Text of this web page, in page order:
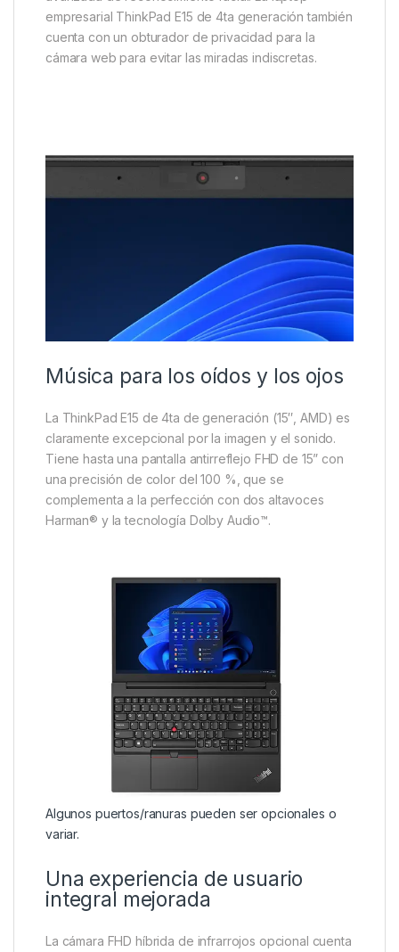
empresarial ThinkPad E15 de 4ta generación también
cuenta con un obturador de privacidad para la
cámara web para evitar las miradas indiscretas.
Música para los oídos y los ojos
La ThinkPad E15 de 4ta de generación (15″, AMD) es
claramente excepcional por la imagen y el sonido.
Tiene hasta una pantalla antirreflejo FHD de 15” con
una precisión de color del 100 %, que se
complementa a la perfección con dos altavoces
Harman® y la tecnología Dolby Audio™.
Algunos puertos/ranuras pueden ser opcionales o
variar.
Una experiencia de usuario
integral mejorada
La cámara FHD híbrida de infrarrojos opcional cuenta